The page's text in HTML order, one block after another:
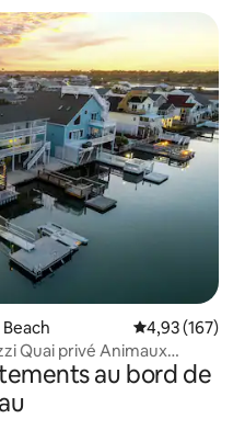
Évaluation
4,93 (167)
Quai privé Animaux
au bord de